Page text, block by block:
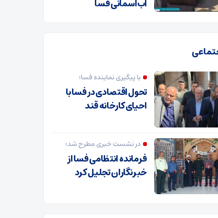
آب‌آسمانی فسا
با پیگیری نماینده فسا؛
تحول اقتصادی در فسا با
احیای کارخانه قند
در نشست خبری مطرح شد؛
فرمانده انتظامی فسا از
خبرنگاران تجلیل کرد